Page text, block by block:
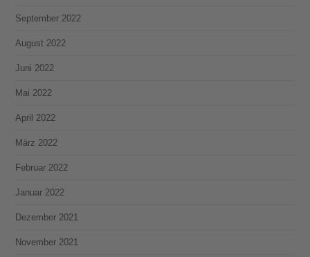
September 2022
August 2022
Juni 2022
Mai 2022
April 2022
März 2022
Februar 2022
Januar 2022
Dezember 2021
November 2021